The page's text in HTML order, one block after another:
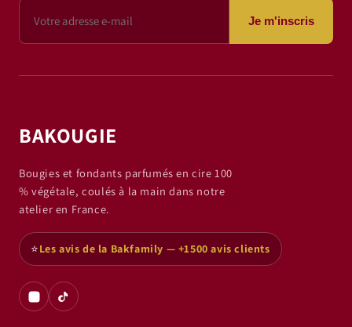
Je m'inscris
BAKOUGIE
Bougies et fondants parfumés en cire 100
% végétale, coulés à la main dans notre
atelier en France.
⭐Les avis de la Bakfamily — +1500 avis clients